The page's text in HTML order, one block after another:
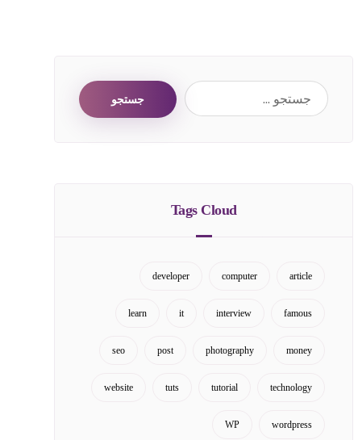
جستجو
Tags Cloud
article
computer
developer
famous
interview
it
learn
money
photography
post
seo
technology
tutorial
tuts
website
wordpress
WP